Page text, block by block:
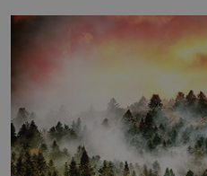
se na koloběžce a den
Velkých Losinách nebo v